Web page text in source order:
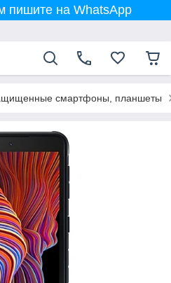
пишите на WhatsApp
смартфоны, планшеты